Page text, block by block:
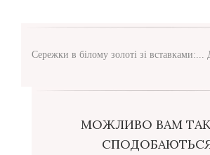
Сережки в білому золоті зі вставками:...
МОЖЛИВО ВАМ